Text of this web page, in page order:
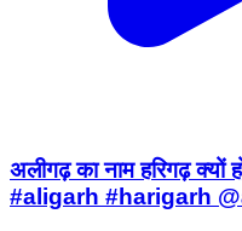
अलीगढ़ का नाम हरिगढ़ क्यों
#aligarh #harigarh